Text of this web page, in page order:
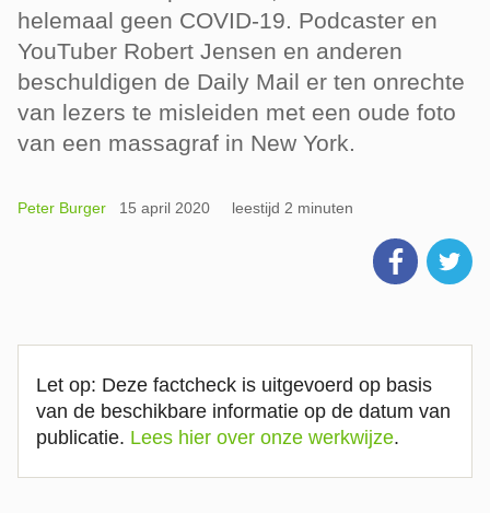
helemaal geen COVID-19. Podcaster en
YouTuber Robert Jensen en anderen
beschuldigen de Daily Mail er ten onrechte
van lezers te misleiden met een oude foto
van een massagraf in New York.
Peter Burger 15 april 2020 leestijd 2 minuten
Let op: Deze factcheck is uitgevoerd op basis
van de beschikbare informatie op de datum van
publicatie. Lees hier over onze werkwijze.